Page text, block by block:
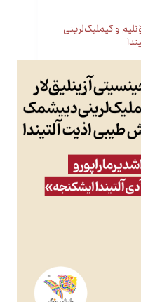
و کیملیک‌لرینی